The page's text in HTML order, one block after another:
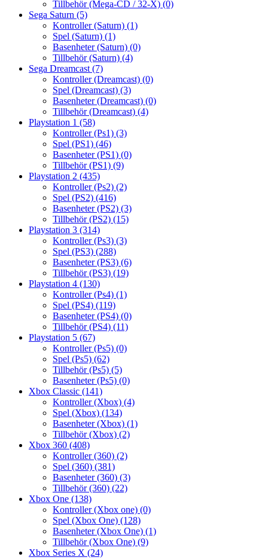
Tillbehör (Mega-CD / 32-X) (0)
Sega Saturn (5)
Kontroller (Saturn) (1)
Spel (Saturn) (1)
Basenheter (Saturn) (0)
Tillbehör (Saturn) (4)
Sega Dreamcast (7)
Kontroller (Dreamcast) (0)
Spel (Dreamcast) (3)
Basenheter (Dreamcast) (0)
Tillbehör (Dreamcast) (4)
Playstation 1 (58)
Kontroller (Ps1) (3)
Spel (PS1) (46)
Basenheter (PS1) (0)
Tillbehör (PS1) (9)
Playstation 2 (435)
Kontroller (Ps2) (2)
Spel (PS2) (416)
Basenheter (PS2) (3)
Tillbehör (PS2) (15)
Playstation 3 (314)
Kontroller (Ps3) (3)
Spel (PS3) (288)
Basenheter (PS3) (6)
Tillbehör (PS3) (19)
Playstation 4 (130)
Kontroller (Ps4) (1)
Spel (PS4) (119)
Basenheter (PS4) (0)
Tillbehör (PS4) (11)
Playstation 5 (67)
Kontroller (Ps5) (0)
Spel (Ps5) (62)
Tillbehör (Ps5) (5)
Basenheter (Ps5) (0)
Xbox Classic (141)
Kontroller (Xbox) (4)
Spel (Xbox) (134)
Basenheter (Xbox) (1)
Tillbehör (Xbox) (2)
Xbox 360 (408)
Kontroller (360) (2)
Spel (360) (381)
Basenheter (360) (3)
Tillbehör (360) (22)
Xbox One (138)
Kontroller (Xbox one) (0)
Spel (Xbox One) (128)
Basenheter (Xbox One) (1)
Tillbehör (Xbox One) (9)
Xbox Series X (24)